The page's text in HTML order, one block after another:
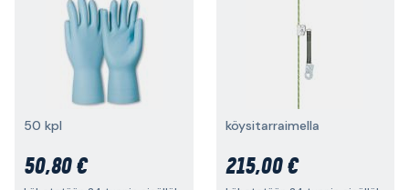
50 kpl
50,80 €
köysitarraimella
215,00 €